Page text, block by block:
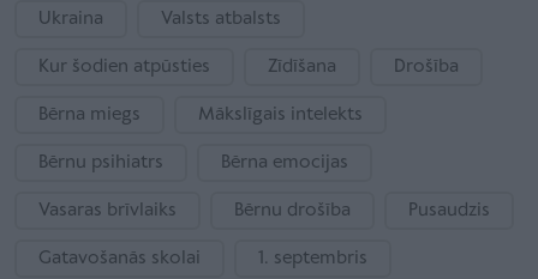
Ukraina Valsts atbalsts
Kur šodien atpūsties Zīdīšana Drošība
Bērna miegs Mākslīgais intelekts
Bērnu psihiatrs Bērna emocijas
Vasaras brīvlaiks Bērnu drošība Pusaudzis
Gatavošanās skolai 1. septembris